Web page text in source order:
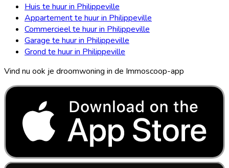
Huis te huur in Philippeville
Appartement te huur in Philippeville
Commercieel te huur in Philippeville
Garage te huur in Philippeville
Grond te huur in Philippeville
Vind nu ook je droomwoning in de Immoscoop-app